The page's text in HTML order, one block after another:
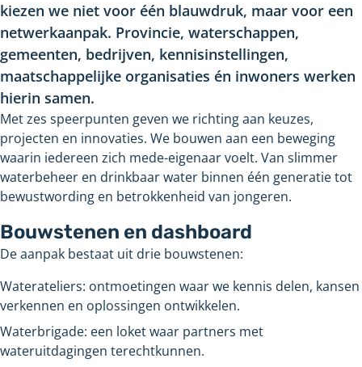
kiezen we niet voor één blauwdruk, maar voor een
netwerkaanpak. Provincie, waterschappen,
gemeenten, bedrijven, kennisinstellingen,
maatschappelijke organisaties én inwoners werken
hierin samen.
Met zes speerpunten geven we richting aan keuzes,
projecten en innovaties. We bouwen aan een beweging
waarin iedereen zich mede-eigenaar voelt. Van slimmer
waterbeheer en drinkbaar water binnen één generatie tot
bewustwording en betrokkenheid van jongeren.
Bouwstenen en dashboard
De aanpak bestaat uit drie bouwstenen:
Waterateliers: ontmoetingen waar we kennis delen, kansen
verkennen en oplossingen ontwikkelen.
Waterbrigade: een loket waar partners met
wateruitdagingen terechtkunnen.